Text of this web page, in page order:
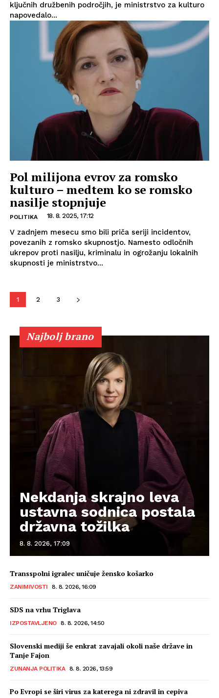
ključnih družbenih področjih, je ministrstvo za kulturo
napovedalo...
Pol milijona evrov za romsko
kulturo – medtem ko se romsko
nasilje stopnjuje
POLITIKA 18. 8. 2025, 17:12
V zadnjem mesecu smo bili priča seriji incidentov,
povezanih z romsko skupnostjo. Namesto odločnih
ukrepov proti nasilju, kriminalu in ogrožanju lokalnih
skupnosti je ministrstvo...
1 2 3
Najbolj brano
Nekdanja skrajno leva
ustavna sodnica postala
državna tožilka
8. 8. 2026, 17:09
Transspolni igralec uničuje žensko košarko
ZANIMIVOSTI 8. 8. 2026, 16:09
SDS na vrhu Triglava
IZPOSTAVLJENO 8. 8. 2026, 14:50
Slovenski mediji še enkrat zavajali okoli naše države in
Tanje Fajon
ZUNANJA POLITIKA 8. 8. 2026, 13:59
Po Evropi se širi virus za katerega ni zdravil in cepiva